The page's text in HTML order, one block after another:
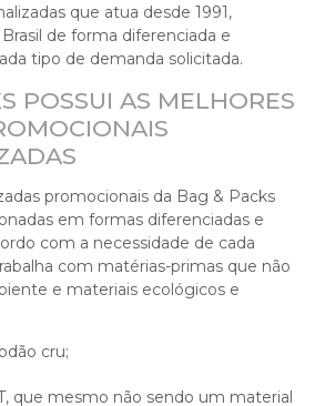
que atua desde 1991,
de forma diferenciada e
tipo de demanda solicitada.
POSSUI AS MELHORES
promocionais da Bag & Packs
em formas diferenciadas e
com a necessidade de cada
com matérias-primas que não
e materiais ecológicos e
cru;